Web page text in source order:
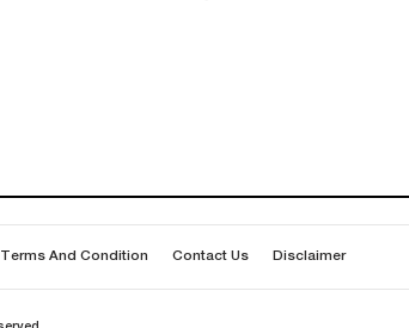
Terms And Condition Contact Us Disclaimer